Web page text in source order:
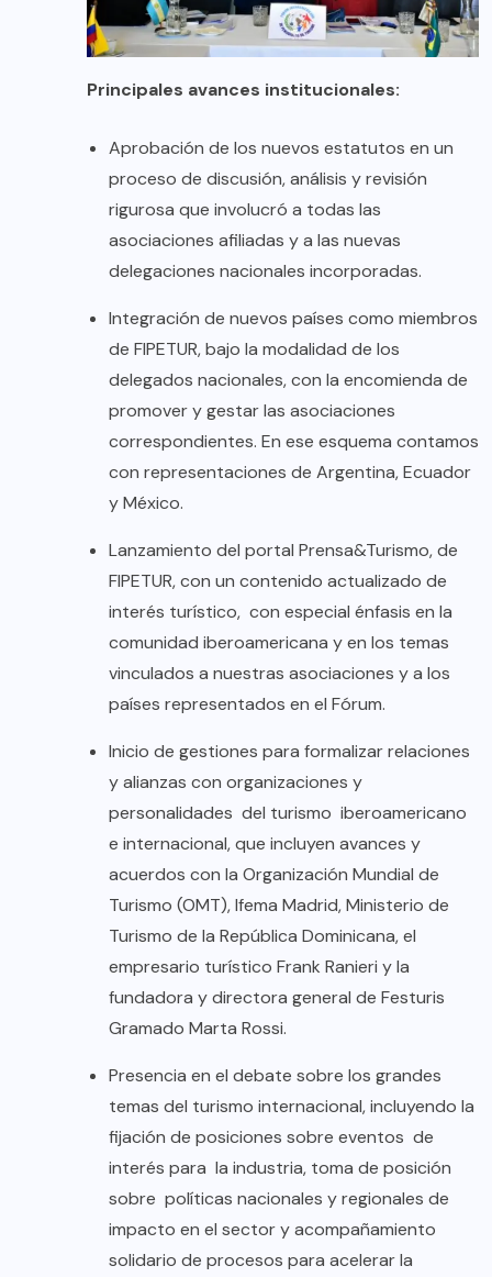
Principales avances institucionales:
Aprobación de los nuevos estatutos en un
proceso de discusión, análisis y revisión
rigurosa que involucró a todas las
asociaciones afiliadas y a las nuevas
delegaciones nacionales incorporadas.
Integración de nuevos países como miembros
de FIPETUR, bajo la modalidad de los
delegados nacionales, con la encomienda de
promover y gestar las asociaciones
correspondientes. En ese esquema contamos
con representaciones de Argentina, Ecuador
y México.
Lanzamiento del portal Prensa&Turismo, de
FIPETUR, con un contenido actualizado de
interés turístico, con especial énfasis en la
comunidad iberoamericana y en los temas
vinculados a nuestras asociaciones y a los
países representados en el Fórum.
Inicio de gestiones para formalizar relaciones
y alianzas con organizaciones y
personalidades del turismo iberoamericano
e internacional, que incluyen avances y
acuerdos con la Organización Mundial de
Turismo (OMT), Ifema Madrid, Ministerio de
Turismo de la República Dominicana, el
empresario turístico Frank Ranieri y la
fundadora y directora general de Festuris
Gramado Marta Rossi.
Presencia en el debate sobre los grandes
temas del turismo internacional, incluyendo la
fijación de posiciones sobre eventos de
interés para la industria, toma de posición
sobre políticas nacionales y regionales de
impacto en el sector y acompañamiento
solidario de procesos para acelerar la